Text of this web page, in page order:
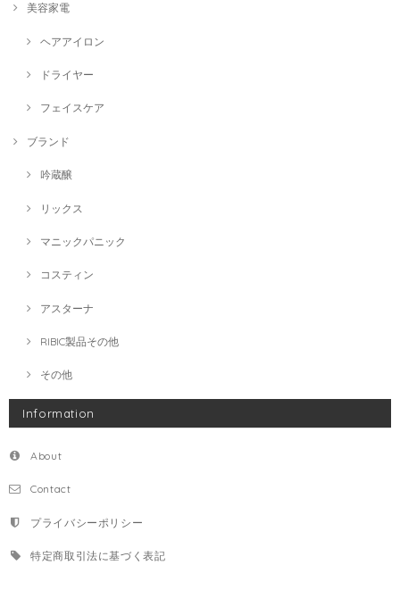
美容家電
ヘアアイロン
ドライヤー
フェイスケア
ブランド
吟蔵醸
リックス
マニックパニック
コスティン
アスターナ
RIBIC製品その他
その他
Information
About
Contact
プライバシーポリシー
特定商取引法に基づく表記